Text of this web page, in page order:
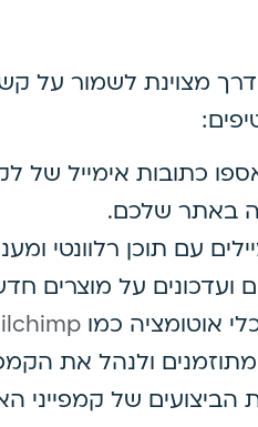
דרך מצוינת לשמור על
כתובות אימייל של
באתר שלכם.
עם תוכן רלוונטי
ועדכונים על מוצרים
אוטומציה כמו
ולנהל את
הביצועים של קמפייני